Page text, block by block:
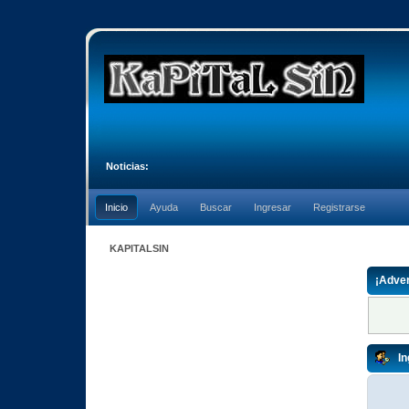
Noticias:
Inicio Ayuda Buscar Ingresar Registrarse
KAPITALSIN